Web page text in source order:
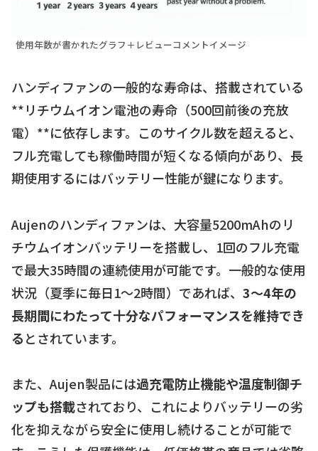
使用年数が書かれたグラフ＋レビューコメントイメージ
ハンディファンの一般的な寿命は、搭載されている
**リチウムイオン電池の寿命（500回前後の充放
電）**に依存します。このサイクル数を超えると、
フル充電しても稼働時間が短くなる傾向があり、長
期使用するにはバッテリー性能が鍵になります。
Aujenのハンディファンは、大容量5200mAhのリ
チウムイオンバッテリーを搭載し、1回のフル充電
で最大35時間の連続使用が可能です。一般的な使用
状況（夏季に毎日1～2時間）であれば、 3～4年の
長期間にわたって十分なパフォーマンスを維持でき
るとされています。
また、Aujen製品には過充電防止機能や温度制御チ
ップも搭載されており、これによりバッテリーの劣
化を抑えながら安全に使用し続けることが可能で